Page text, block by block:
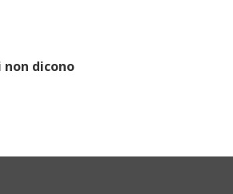
non dicono